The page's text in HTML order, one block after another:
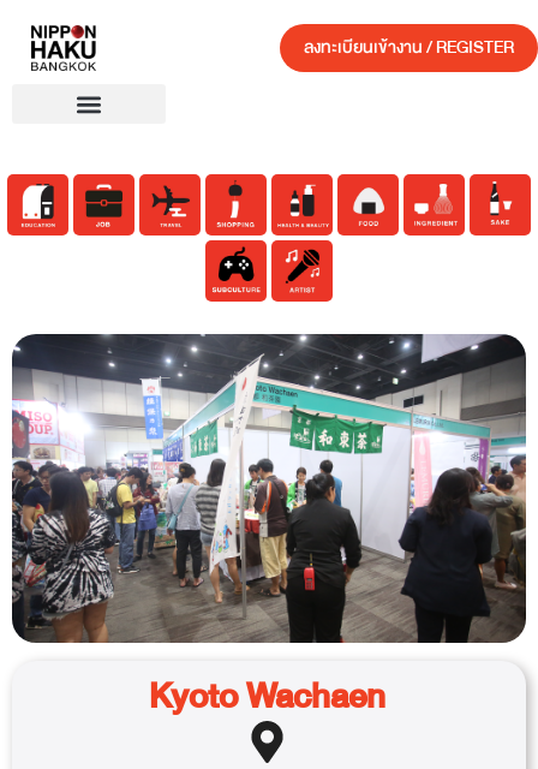
ลงทะเบียนเข้างาน / REGISTER
Kyoto Wachaen